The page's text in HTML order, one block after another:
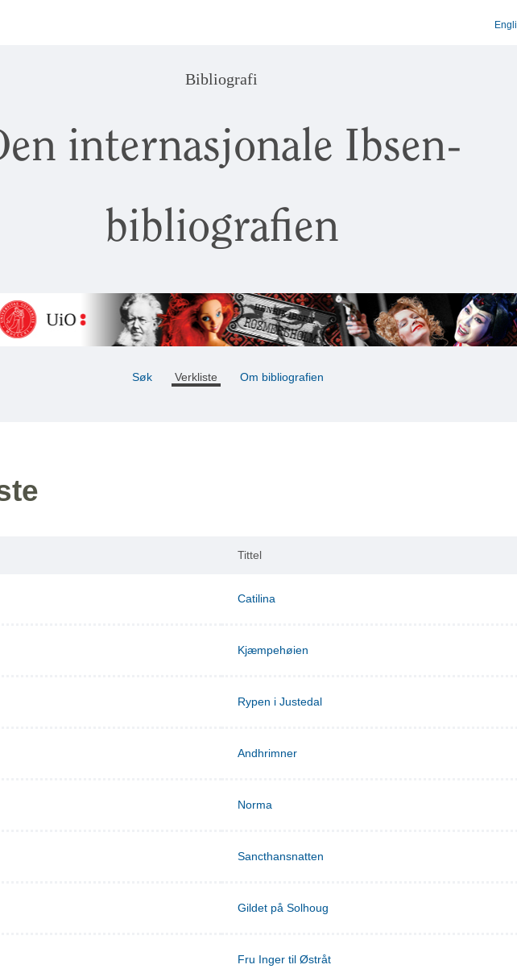
Bibliografi
internasjonale Ibsen-
bibliografien
Søk Verkliste Om bibliografien
Tittel
Catilina
Kjæmpehøien
Rypen i Justedal
Andhrimner
Norma
Sancthansnatten
Gildet på Solhoug
Fru Inger til Østråt